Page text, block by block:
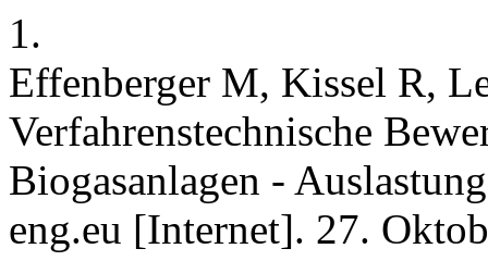
1.
Effenberger M, Kissel R,
Verfahrenstechnische
Biogasanlagen -
eng.eu [Internet]. 27.